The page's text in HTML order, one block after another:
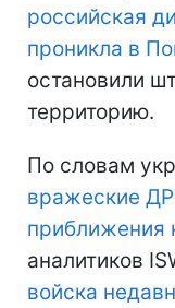
российская
проникла в
остановили
территорию.
По словам
вражеские
приближения
аналитиков
войска